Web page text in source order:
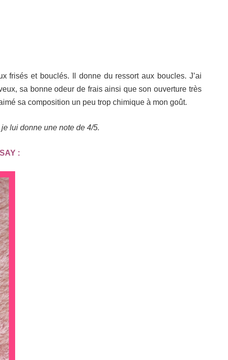
frisés et bouclés. Il donne du ressort aux boucles. J’ai
sa bonne odeur de frais ainsi que son ouverture très
sa composition un peu trop chimique à mon goût.
je lui donne une note de 4/5.
: